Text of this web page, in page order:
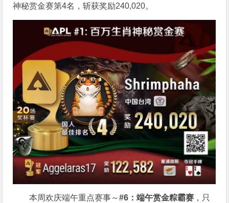
神秘赏金赛第4名，斩获奖励240,020。
本周欢庆端午重点赛事～#6：端午赏金粽霸赛 ，只